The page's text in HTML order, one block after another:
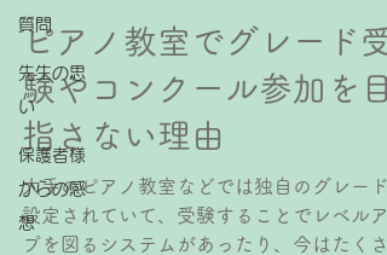
質問
先生の思
い
保護者様
からの感
想
ピアノ教室でグレード受
験やコンクール参加を目
指さない理由
大手のピアノ教室などでは独自のグレード
設定されていて、受験することでレベルア
プを図るシステムがあったり、今はたくさ